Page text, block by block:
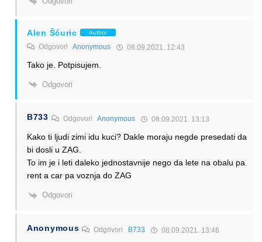
Alen Šćuric Author
Odgovori Anonymous 08.09.2021. 12:43
Tako je. Potpisujem.
Odgovori
B733 Odgovori Anonymous 08.09.2021. 13:13
Kako ti ljudi zimi idu kuci? Dakle moraju negde presedati da
bi dosli u ZAG.
To im je i leti daleko jednostavnije nego da lete na obalu pa
rent a car pa voznja do ZAG
Odgovori
Anonymous Odgovori B733 08.09.2021. 13:46